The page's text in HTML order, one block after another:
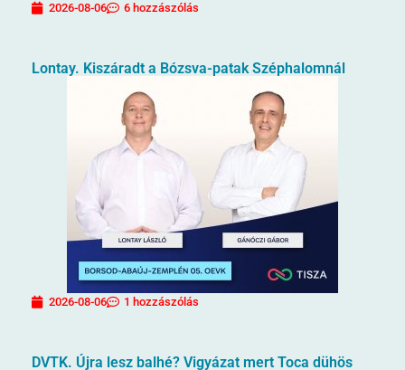
2026-08-06 6 hozzászólás
Lontay. Kiszáradt a Bózsva-patak Széphalomnál
2026-08-06 1 hozzászólás
DVTK. Újra lesz balhé? Vigyázat mert Toca dühös